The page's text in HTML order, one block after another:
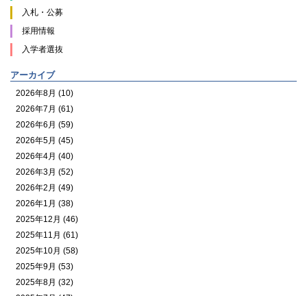
入札・公募
採用情報
入学者選抜
アーカイブ
2026年8月 (10)
2026年7月 (61)
2026年6月 (59)
2026年5月 (45)
2026年4月 (40)
2026年3月 (52)
2026年2月 (49)
2026年1月 (38)
2025年12月 (46)
2025年11月 (61)
2025年10月 (58)
2025年9月 (53)
2025年8月 (32)